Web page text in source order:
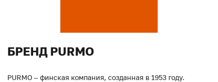
БРЕНД PURMO
PURMO – финская компания, созданная в 1953 году.